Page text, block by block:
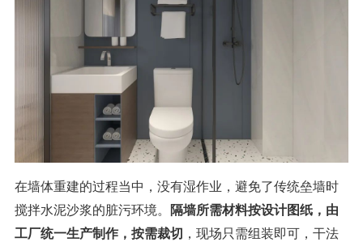
在墙体重建的过程当中，没有湿作业，避免了传统垒墙时
搅拌水泥沙浆的脏污环境。
隔墙所需材料按设计图纸，由
工厂统一生产制作，按需裁切 ，现场只需组装即可，干法